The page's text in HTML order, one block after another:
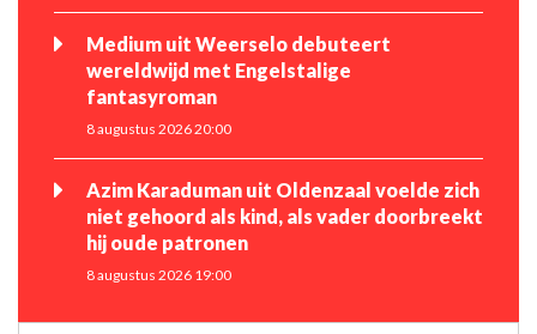
Medium uit Weerselo debuteert
wereldwijd met Engelstalige
fantasyroman
8 augustus 2026 20:00
Azim Karaduman uit Oldenzaal voelde zich
niet gehoord als kind, als vader doorbreekt
hij oude patronen
8 augustus 2026 19:00